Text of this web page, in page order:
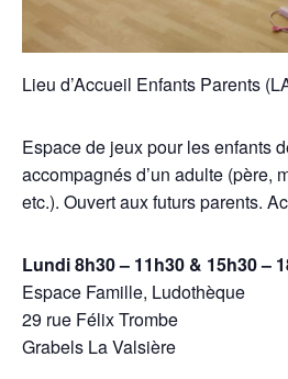
Lieu d’Accueil Enfants Parents
Espace de jeux pour les enfants
accompagnés d’un adulte (père,
etc.). Ouvert aux futurs parents.
Lundi 8h30 – 11h30 & 15h30 –
Espace Famille, Ludothèque
29 rue Félix Trombe
Grabels La Valsière